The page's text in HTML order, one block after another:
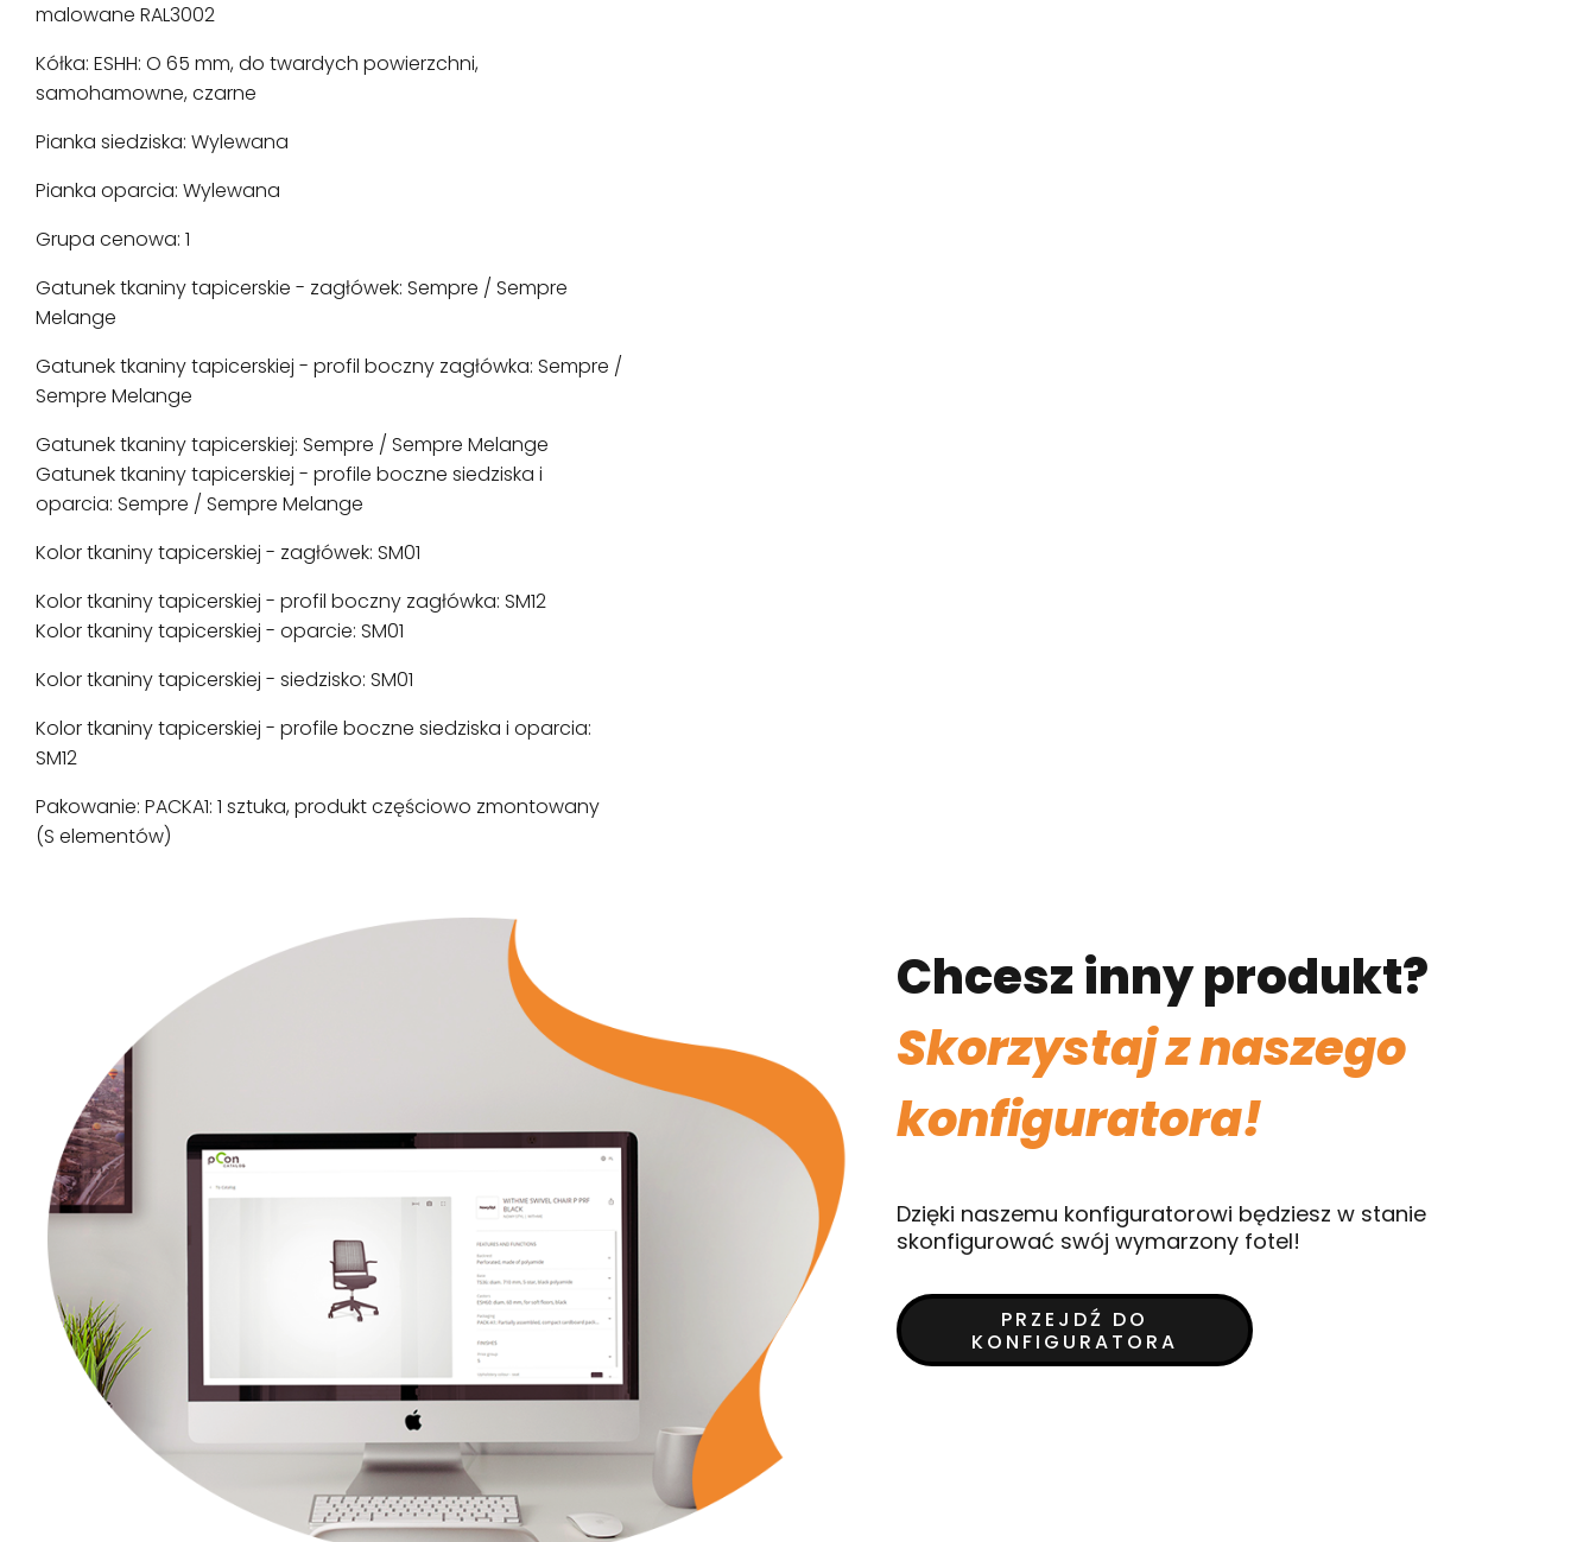
malowane RAL3002
Kółka: ESHH: O 65 mm, do twardych powierzchni,
samohamowne, czarne
Pianka siedziska: Wylewana
Pianka oparcia: Wylewana
Grupa cenowa: 1
Gatunek tkaniny tapicerskie - zagłówek: Sempre / Sempre
Melange
Gatunek tkaniny tapicerskiej - profil boczny zagłówka: Sempre /
Sempre Melange
Gatunek tkaniny tapicerskiej: Sempre / Sempre Melange
Gatunek tkaniny tapicerskiej - profile boczne siedziska i
oparcia: Sempre / Sempre Melange
Kolor tkaniny tapicerskiej - zagłówek: SM01
Kolor tkaniny tapicerskiej - profil boczny zagłówka: SM12
Kolor tkaniny tapicerskiej - oparcie: SM01
Kolor tkaniny tapicerskiej - siedzisko: SM01
Kolor tkaniny tapicerskiej - profile boczne siedziska i oparcia:
SM12
Pakowanie: PACKA1: 1 sztuka, produkt częściowo zmontowany
(S elementów)
Chcesz inny produkt?
Skorzystaj z naszego
konfiguratora!
Dzięki naszemu konfiguratorowi będziesz w stanie
skonfigurować swój wymarzony fotel!
PRZEJDŹ DO
KONFIGURATORA